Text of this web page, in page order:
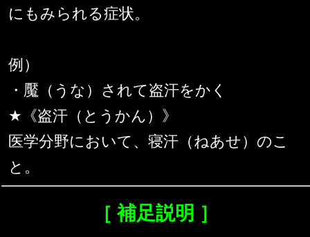
にもみられる症状。
例）
・魘（うな）されて盗汗をかく
★《盗汗（とうかん）》
医学分野において、寝汗（ねあせ）のこ
と。
［ 補足説明 ］